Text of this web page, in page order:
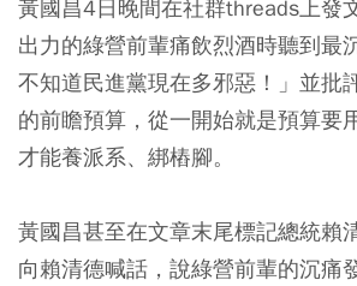
黃國昌4日晚間在社群threads上發
出力的綠營前輩痛飲烈酒時聽到最
不知道民進黨現在多邪惡！」並批
的前瞻預算，從一開始就是預算要
才能養派系、綁樁腳。
黃國昌甚至在文章末尾標記總統賴
向賴清德喊話，說綠營前輩的沉痛